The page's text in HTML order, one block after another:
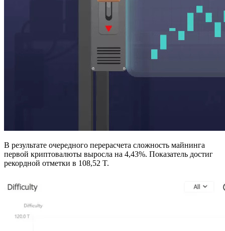
В результате очередного перерасчета сложность майнинга
первой криптовалюты выросла на 4,43%. Показатель достиг
рекордной отметки в 108,52 T.